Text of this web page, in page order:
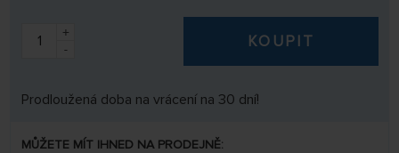
+
-
KOUPIT
Prodloužená doba na vrácení na 30 dní!
MŮŽETE MÍT IHNED NA PRODEJNĚ: